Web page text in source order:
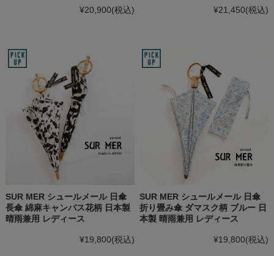
¥20,900(税込) ¥21,450(税込)
SUR MER シュールメール 日傘
長傘 綿麻キャンバス花柄 日本製
晴雨兼用 レディース
¥19,800(税込)
SUR MER シュールメール 日傘
折り畳み傘 ダマスク柄 ブルー 日
本製 晴雨兼用 レディース
¥19,800(税込)